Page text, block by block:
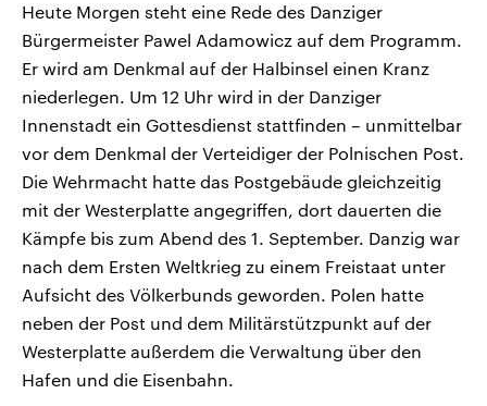
Heute Morgen steht eine Rede des Danziger
Bürgermeister Pawel Adamowicz auf dem Programm.
Er wird am Denkmal auf der Halbinsel einen Kranz
niederlegen. Um 12 Uhr wird in der Danziger
Innenstadt ein Gottesdienst stattfinden – unmittelbar
vor dem Denkmal der Verteidiger der Polnischen Post.
Die Wehrmacht hatte das Postgebäude gleichzeitig
mit der Westerplatte angegriffen, dort dauerten die
Kämpfe bis zum Abend des 1. September. Danzig war
nach dem Ersten Weltkrieg zu einem Freistaat unter
Aufsicht des Völkerbunds geworden. Polen hatte
neben der Post und dem Militärstützpunkt auf der
Westerplatte außerdem die Verwaltung über den
Hafen und die Eisenbahn.